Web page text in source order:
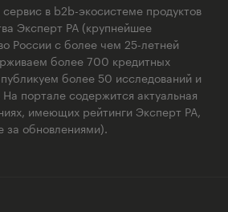
в b2b-экосистеме продуктов
Эксперт РА (крупнейшее
России с более чем 25-летней
более 700 кредитных
более 50 исследований и
портале содержится актуальная
имеющих рейтинги Эксперт РА,
за обновлениями).